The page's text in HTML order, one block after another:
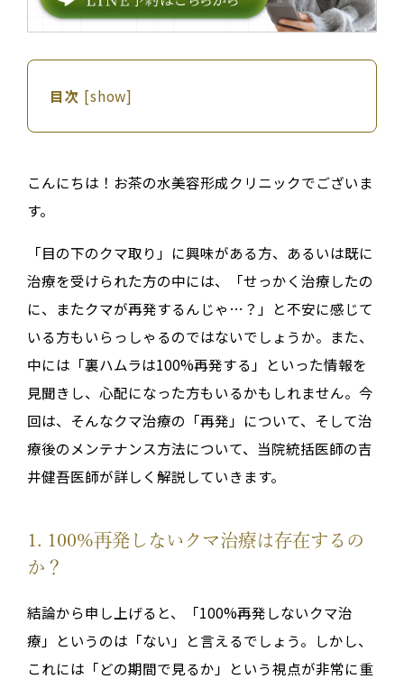
目次 [show]
こんにちは！お茶の水美容形成クリニックでございま
す。
「目の下のクマ取り」に興味がある方、あるいは既に
治療を受けられた方の中には、「せっかく治療したの
に、またクマが再発するんじゃ…？」と不安に感じて
いる方もいらっしゃるのではないでしょうか。また、
中には「裏ハムラは100%再発する」といった情報を
見聞きし、心配になった方もいるかもしれません。今
回は、そんなクマ治療の「再発」について、そして治
療後のメンテナンス方法について、当院統括医師の吉
井健吾医師が詳しく解説していきます。
1. 100%再発しないクマ治療は存在するの
か？
結論から申し上げると、「100%再発しないクマ治
療」というのは「ない」と言えるでしょう。しかし、
これには「どの期間で見るか」という視点が非常に重